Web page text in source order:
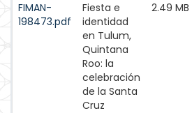
FIMAN-
198473.pdf
Fiesta e
identidad
en Tulum,
Quintana
Roo: la
celebración
de la Santa
Cruz
2.49 MB